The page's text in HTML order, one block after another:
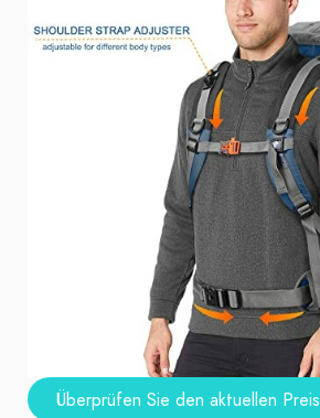
Überprüfen Sie den aktuellen Preis